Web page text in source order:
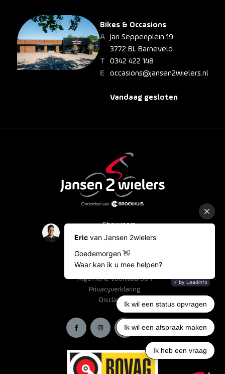
Bikes & Occasions
Jan Seppenplein 19
3772 BL Barneveld
0342 422 148
occasions@jansen2wielers.nl
Vandaag gesloten
Showroom
Occasions
Bestelinformatie
Algemene voorwaarden
Privacyverklaring
Disclaimer